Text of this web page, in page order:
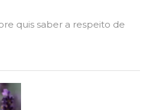
quis saber a respeito de